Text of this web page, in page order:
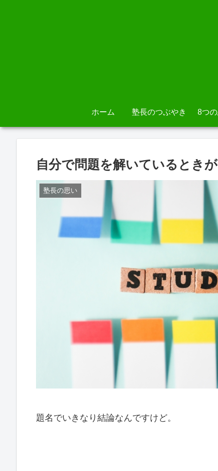
ホーム 塾長のつぶやき 8つ
自分で問題を解いているとき
塾長の思い
題名でいきなり結論なんですけど。